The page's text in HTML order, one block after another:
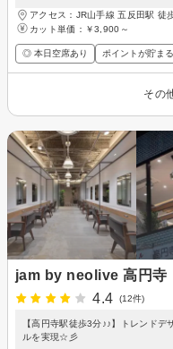
アクセス：JR山手線 五反田駅 徒
カット単価： ￥3,900～
◎ 本日空席あり ポイントが貯ま
その
jam by neolive 高円寺
4.4
(12件)
【高円寺駅徒歩3分♪♪】トレンド
ルを実現☆彡